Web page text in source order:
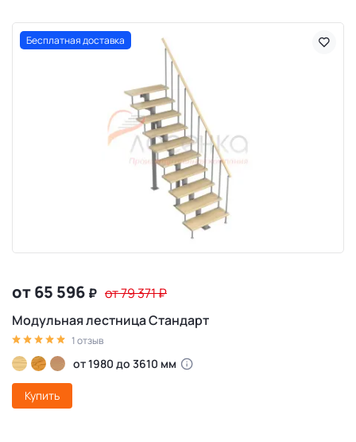
Бесплатная доставка
от 65 596 ₽ от 79 371₽
Модульная лестница Стандарт
1 отзыв
от 1980 до 3610 мм
Купить